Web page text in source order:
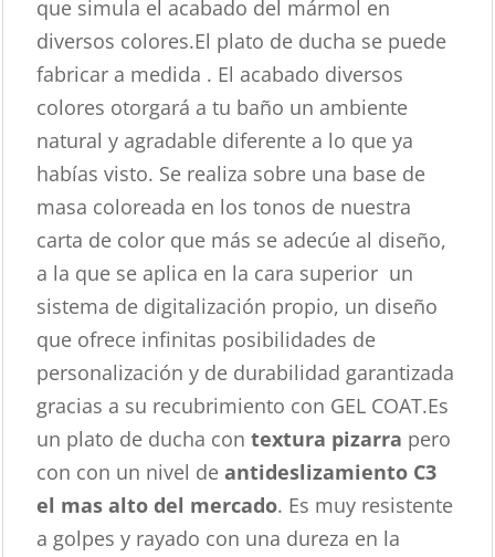
que simula el acabado del mármol en
diversos colores.El plato de ducha se puede
fabricar a medida . El acabado diversos
colores otorgará a tu baño un ambiente
natural y agradable diferente a lo que ya
habías visto. Se realiza sobre una base de
masa coloreada en los tonos de nuestra
carta de color que más se adecúe al diseño,
a la que se aplica en la cara superior un
sistema de digitalización propio, un diseño
que ofrece infinitas posibilidades de
personalización y de durabilidad garantizada
gracias a su recubrimiento con GEL COAT.Es
un plato de ducha con textura pizarra pero
con con un nivel deantideslizamiento C3
el mas alto del mercado. Es muy resistente
a golpes y rayado con una dureza en la